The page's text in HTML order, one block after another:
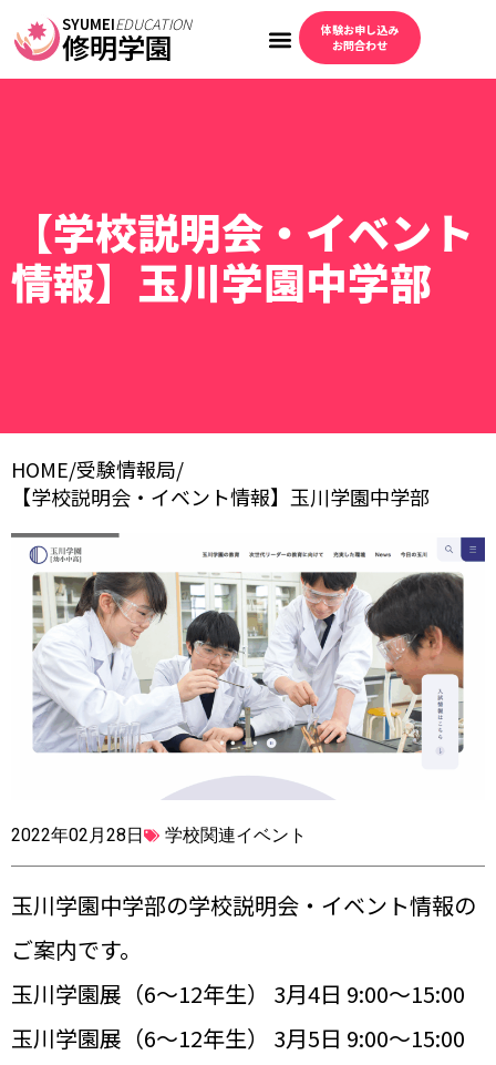
SYUMEIEDUCATION
修明学園
体験お申し込み
お問合わせ
【学校説明会・イベント
情報】玉川学園中学部
HOME/受験情報局/
【学校説明会・イベント情報】玉川学園中学部
2022年02月28日 学校関連イベント
玉川学園中学部の学校説明会・イベント情報の
ご案内です。
玉川学園展（6～12年生） 3月4日 9:00～15:00
玉川学園展（6～12年生） 3月5日 9:00～15:00